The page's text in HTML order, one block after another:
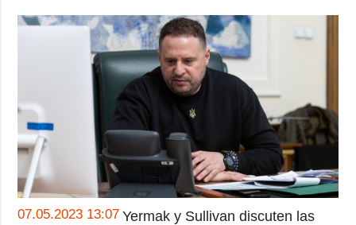
CATEGORÍAS
Reconstrucción
de Ucrania
Economía
Sociedad y
Cultura
sobre la agencia
contacto
condiciones de
suscripción
Política de
privacidad y
protección de
datos personales
07.05.2023 13:07 Yermak y Sullivan discuten las